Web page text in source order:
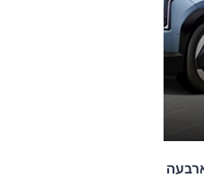
דגמים חדשים בדרך